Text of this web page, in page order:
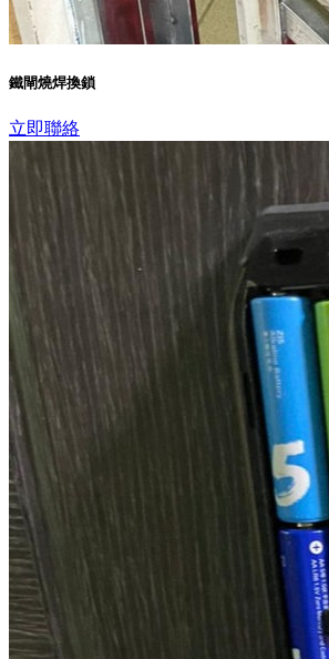
鐵閘燒焊換鎖
立即聯絡